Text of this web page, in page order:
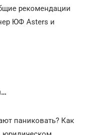
рекомендации
ЮФ Asters и
паниковать? Как